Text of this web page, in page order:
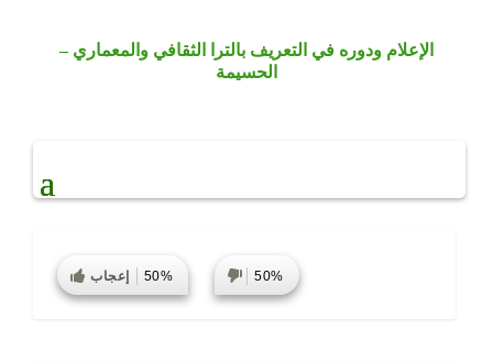
إعجاب 50% 50%
الإعلام ودوره في التعريف بالترا الثقافي والمعماري –
الحسيمة